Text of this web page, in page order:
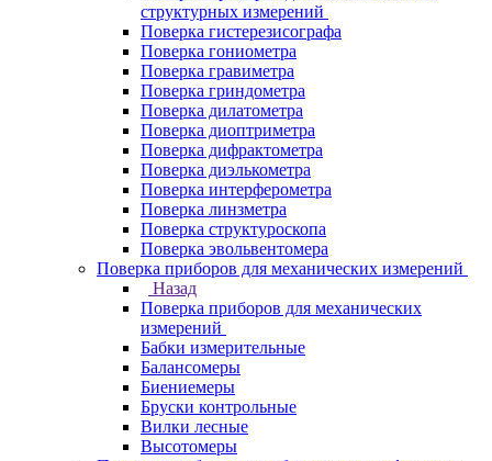
структурных измерений
Поверка гистерезисографа
Поверка гониометра
Поверка гравиметра
Поверка гриндометра
Поверка дилатометра
Поверка диоптриметра
Поверка дифрактометра
Поверка диэлькометра
Поверка интерферометра
Поверка линзметра
Поверка структуроскопа
Поверка эвольвентомера
Поверка приборов для механических измерений
Назад
Поверка приборов для механических
измерений
Бабки измерительные
Балансомеры
Биениемеры
Бруски контрольные
Вилки лесные
Высотомеры